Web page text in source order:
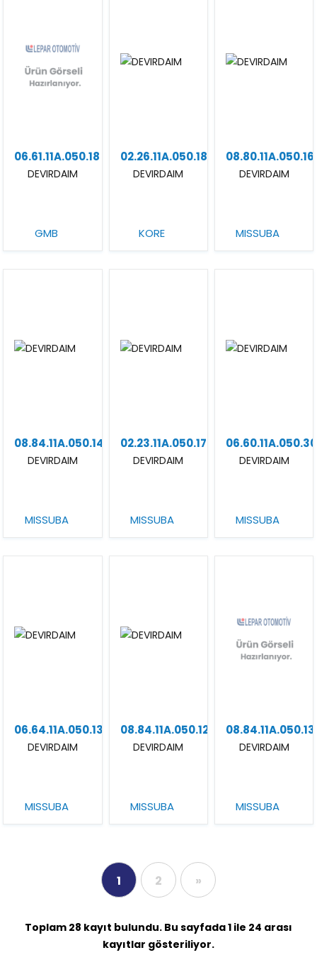
06.61.11A.050.18
DEVIRDAIM
GMB
02.26.11A.050.18
DEVIRDAIM
KORE
08.80.11A.050.16
DEVIRDAIM
MISSUBA
08.84.11A.050.14
DEVIRDAIM
MISSUBA
02.23.11A.050.17
DEVIRDAIM
MISSUBA
06.60.11A.050.30
DEVIRDAIM
MISSUBA
06.64.11A.050.13
DEVIRDAIM
MISSUBA
08.84.11A.050.12
DEVIRDAIM
MISSUBA
08.84.11A.050.13
DEVIRDAIM
MISSUBA
1 2 »
Toplam 28 kayıt bulundu. Bu sayfada 1 ile 24 arası
kayıtlar gösteriliyor.